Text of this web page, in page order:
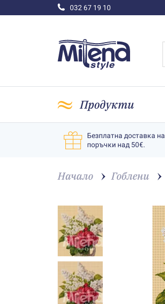
032 67 19 10
Продукти
Безплатна доставка на
поръчки над 50€.
Начало Гоблени